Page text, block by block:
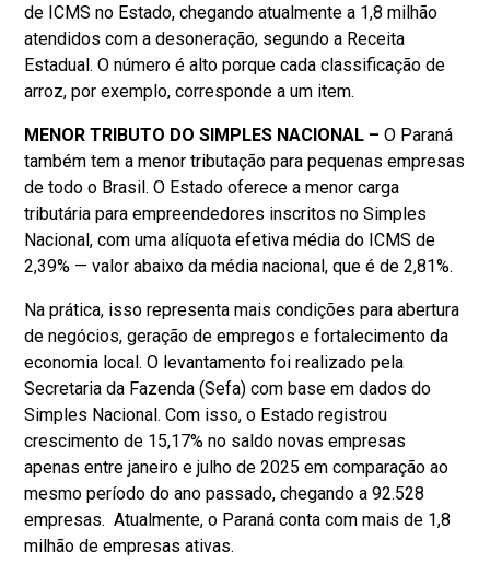
de ICMS no Estado, chegando atualmente a 1,8 milhão
atendidos com a desoneração, segundo a Receita
Estadual. O número é alto porque cada classificação de
arroz, por exemplo, corresponde a um item.
MENOR TRIBUTO DO SIMPLES NACIONAL – O Paraná
também tem a menor tributação para pequenas empresas
de todo o Brasil. O Estado oferece a menor carga
tributária para empreendedores inscritos no Simples
Nacional, com uma alíquota efetiva média do ICMS de
2,39% — valor abaixo da média nacional, que é de 2,81%.
Na prática, isso representa mais condições para abertura
de negócios, geração de empregos e fortalecimento da
economia local. O levantamento foi realizado pela
Secretaria da Fazenda (Sefa) com base em dados do
Simples Nacional. Com isso, o Estado registrou
crescimento de 15,17% no saldo novas empresas
apenas entre janeiro e julho de 2025 em comparação ao
mesmo período do ano passado, chegando a 92.528
empresas. Atualmente, o Paraná conta com mais de 1,8
milhão de empresas ativas.